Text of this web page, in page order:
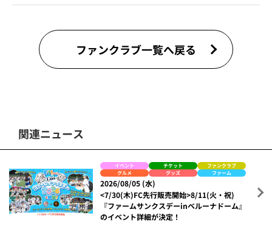
ファンクラブ一覧へ戻る
関連ニュース
イベント チケット
ファンクラブ
グルメ
グッズ ファーム
2026/08/05 (水)
<7/30(木)FC先行販売開始>8/11(火・祝)
『ファームサンクスデーinベルーナドーム』
のイベント詳細が決定！